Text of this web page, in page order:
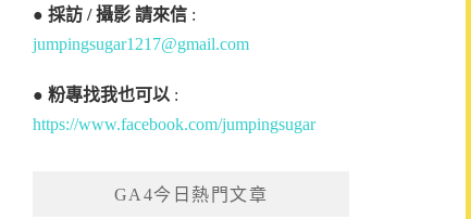
●採訪 / 攝影 請來信 :
jumpingsugar1217@gmail.com
●粉專找我也可以 :
https://www.facebook.com/jumpingsugar
GA4今日熱門文章